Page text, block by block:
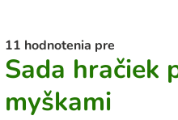
11 hodnotenia pre
Sada hračiek
myškami